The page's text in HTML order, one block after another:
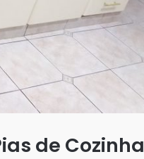
de Cozinha